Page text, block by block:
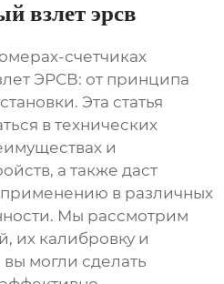
взлет эрсв
счетчиках
ЭРСВ: от принципа
Эта статья
в технических
и
а также даст
в различных
Мы рассмотрим
их калибровку и
могли сделать